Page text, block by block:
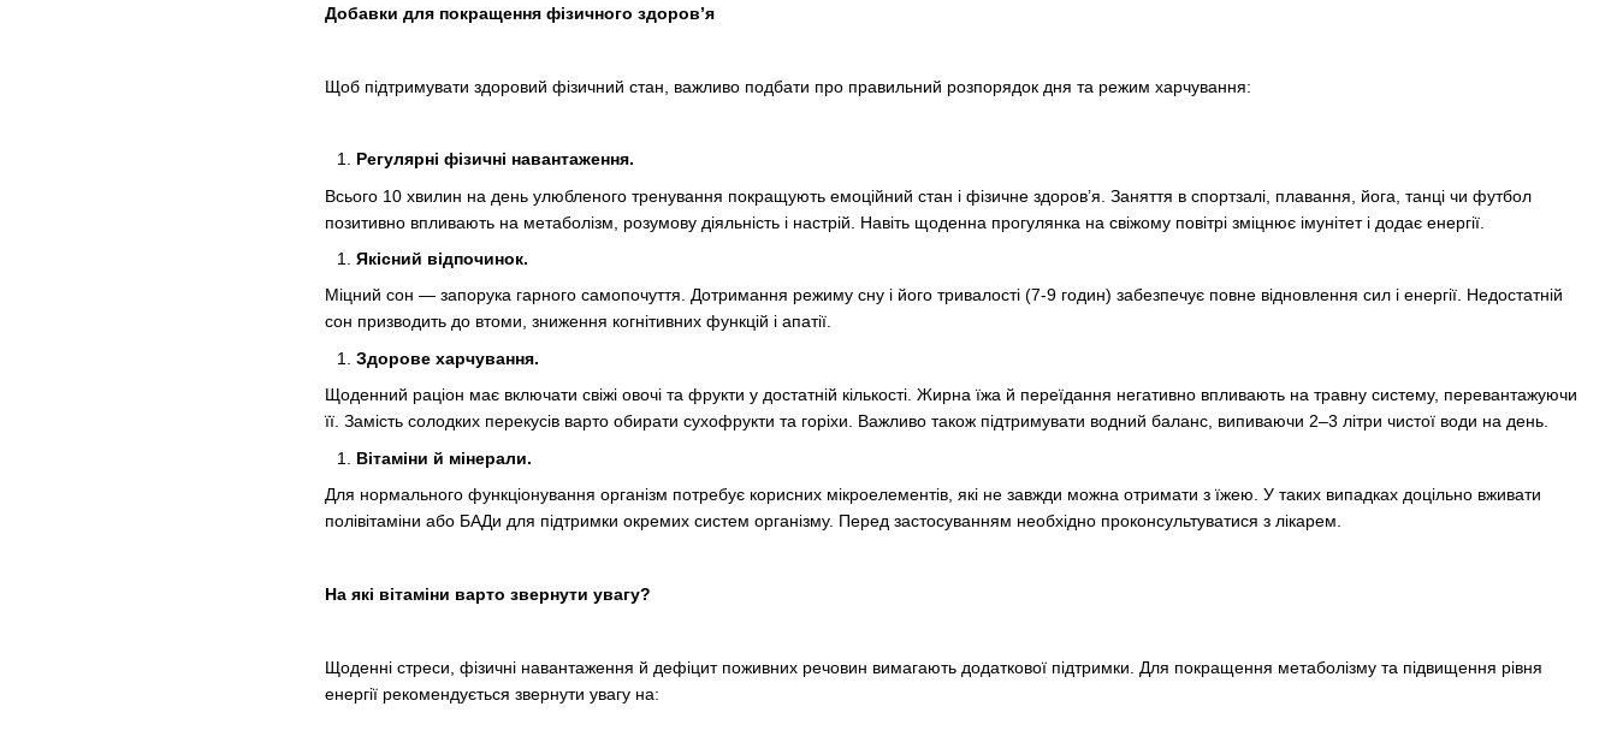
Добавки для покращення фізичного здоров’я
Щоб підтримувати здоровий фізичний стан, важливо подбати про правильний розпорядок дня та режим харчування:
Регулярні фізичні навантаження.
Всього 10 хвилин на день улюбленого тренування покращують емоційний стан і фізичне здоров’я. Заняття в спортзалі, плавання, йога, танці чи футбол
позитивно впливають на метаболізм, розумову діяльність і настрій. Навіть щоденна прогулянка на свіжому повітрі зміцнює імунітет і додає енергії.
Якісний відпочинок.
Міцний сон — запорука гарного самопочуття. Дотримання режиму сну і його тривалості (7-9 годин) забезпечує повне відновлення сил і енергії. Недостатній
сон призводить до втоми, зниження когнітивних функцій і апатії.
Здорове харчування.
Щоденний раціон має включати свіжі овочі та фрукти у достатній кількості. Жирна їжа й переїдання негативно впливають на травну систему, перевантажуючи
її. Замість солодких перекусів варто обирати сухофрукти та горіхи. Важливо також підтримувати водний баланс, випиваючи 2–3 літри чистої води на день.
Вітаміни й мінерали.
Для нормального функціонування організм потребує корисних мікроелементів, які не завжди можна отримати з їжею. У таких випадках доцільно вживати
полівітаміни або БАДи для підтримки окремих систем організму. Перед застосуванням необхідно проконсультуватися з лікарем.
На які вітаміни варто звернути увагу?
Щоденні стреси, фізичні навантаження й дефіцит поживних речовин вимагають додаткової підтримки. Для покращення метаболізму та підвищення рівня
енергії рекомендується звернути увагу на: